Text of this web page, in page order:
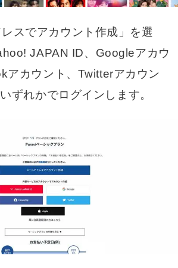
スでアカウント作成」を選
JAPAN ID、Googleアカウ
アカウント、Twitterアカウン
ずれかでログインします。